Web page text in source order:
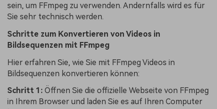
sein, um FFmpeg zu verwenden. Andernfalls wird es für
Sie sehr technisch werden.
Schritte zum Konvertieren von Videos in
Bildsequenzen mit FFmpeg
Hier erfahren Sie, wie Sie mit FFmpeg Videos in
Bildsequenzen konvertieren können:
Schritt 1: Öffnen Sie die offizielle Webseite von FFmpeg
in Ihrem Browser und laden Sie es auf Ihren Computer